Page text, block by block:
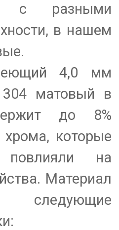
с разными
в нашем
4,0 мм
304 матовый в
до 8%
которые
повлияли на
Материал